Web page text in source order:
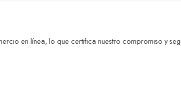
en línea, lo que certifica nuestro compromiso y